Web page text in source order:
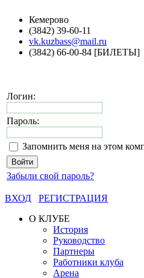
Кемерово
(3842) 39-60-11
vk.kuzbass@mail.ru
(3842) 66-00-84 [БИЛЕТЫ]
Логин:
Пароль:
Запомнить меня на этом
Забыли свой пароль?
ВХОД
РЕГИСТРАЦИЯ
О КЛУБЕ
История
Руководство
Партнеры
Работники клуба
Арена